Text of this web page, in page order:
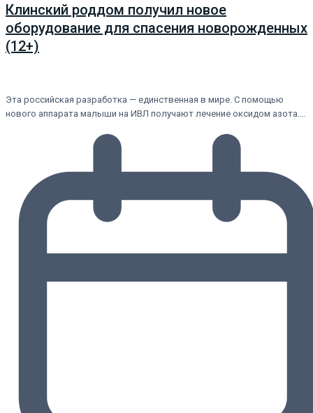
Клинский роддом получил новое
оборудование для спасения новорожденных
(12+)
Эта российская разработка — единственная в мире. С помощью
нового аппарата малыши на ИВЛ получают лечение оксидом азота.…